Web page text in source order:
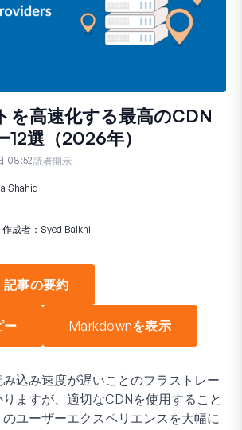
を高速化する最高のCDN
選（2026年）
08:52読者開示
Shahid
作成者： Syed Balkhi
記事の要約
ー Markdownを表示
込み速度が遅いことのフラストレー
ますが、適切なCDNを使用すること
ユーザーエクスペリエンスを大幅に